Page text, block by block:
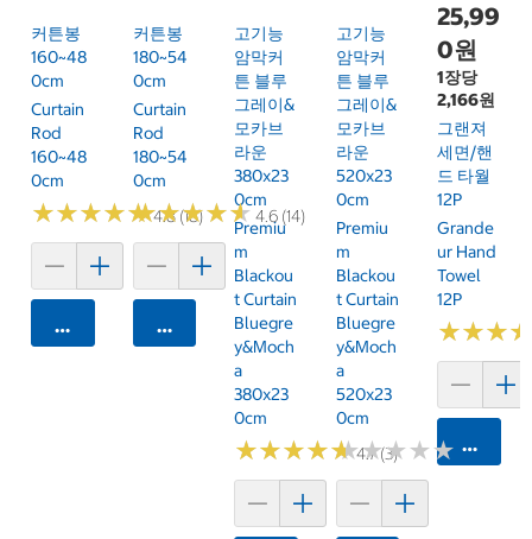
커튼봉
160~48
0cm
Curtain
Rod
160~48
0cm
★★★★★
★★★★★4.8 (18)
카트에 담기
커튼봉
180~54
0cm
Curtain
Rod
180~54
0cm
★★★★★
★★★★★4.6 (14)
카트에 담기
고기능
암막커
튼 블루
그레이&
모카브
라운
380x23
0cm
Premiu
M
Blackou
T Curtain
Bluegre
Y&Moch
A
380x23
0cm
★★★★★
★★★★★4.7 (3)
고기능
암막커
튼 블루
그레이&
모카브
라운
520x23
0cm
Premiu
M
Blackou
T Curtain
Bluegre
Y&Moch
A
520x23
0cm
★★★★★
★★★★★
25,99
0원
1장당
2,166원
그랜져
세면/핸
드 타월
12P
Grande
Ur Hand
Towel
12P
★★★
★★★
카트에